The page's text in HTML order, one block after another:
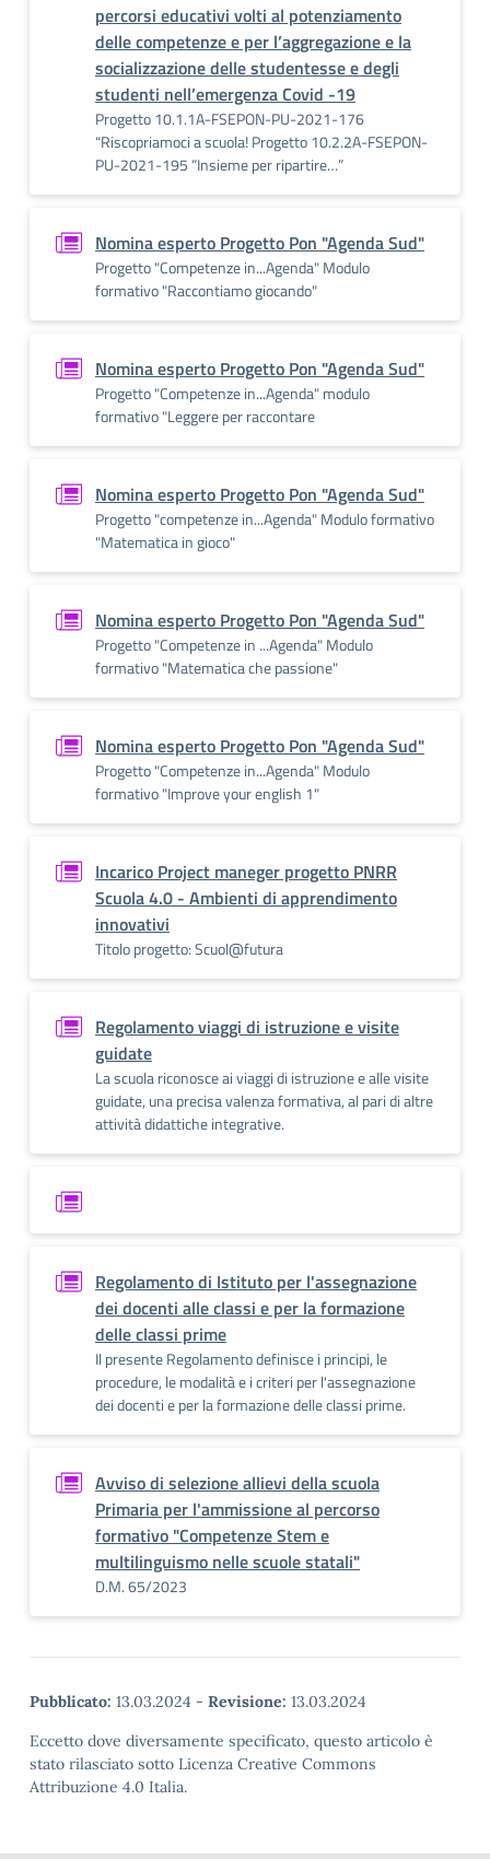
percorsi educativi volti al potenziamento
delle competenze e per l’aggregazione e la
socializzazione delle studentesse e degli
studenti nell’emergenza Covid -19
Progetto 10.1.1A-FSEPON-PU-2021-176
“Riscopriamoci a scuola! Progetto 10.2.2A-FSEPON-
PU-2021-195 “Insieme per ripartire…”
Nomina esperto Progetto Pon "Agenda Sud"
Progetto "Competenze in...Agenda" Modulo
formativo "Raccontiamo giocando"
Nomina esperto Progetto Pon "Agenda Sud"
Progetto "Competenze in...Agenda" modulo
formativo "Leggere per raccontare
Nomina esperto Progetto Pon "Agenda Sud"
Progetto "competenze in...Agenda" Modulo formativo
"Matematica in gioco"
Nomina esperto Progetto Pon "Agenda Sud"
Progetto "Competenze in ...Agenda" Modulo
formativo "Matematica che passione"
Nomina esperto Progetto Pon "Agenda Sud"
Progetto "Competenze in...Agenda" Modulo
formativo "Improve your english 1"
Incarico Project maneger progetto PNRR
Scuola 4.0 - Ambienti di apprendimento
innovativi
Titolo progetto: Scuol@futura
Regolamento viaggi di istruzione e visite
guidate
La scuola riconosce ai viaggi di istruzione e alle visite
guidate, una precisa valenza formativa, al pari di altre
attività didattiche integrative.
Regolamento di Istituto per l'assegnazione
dei docenti alle classi e per la formazione
delle classi prime
Il presente Regolamento definisce i principi, le
procedure, le modalità e i criteri per l'assegnazione
dei docenti e per la formazione delle classi prime.
Avviso di selezione allievi della scuola
Primaria per l'ammissione al percorso
formativo "Competenze Stem e
multilinguismo nelle scuole statali"
D.M. 65/2023
Pubblicato: 13.03.2024 - Revisione: 13.03.2024
Eccetto dove diversamente specificato, questo articolo è
stato rilasciato sotto Licenza Creative Commons
Attribuzione 4.0 Italia.